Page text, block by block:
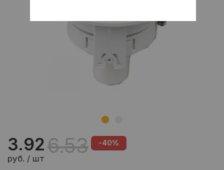
3.92
руб. / шт
6.53 -40%